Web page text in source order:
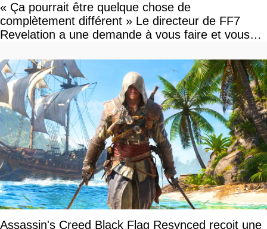
« Ça pourrait être quelque chose de
complètement différent » Le directeur de FF7
Revelation a une demande à vous faire et vous
Assassin's Creed Black Flag Resynced reçoit une